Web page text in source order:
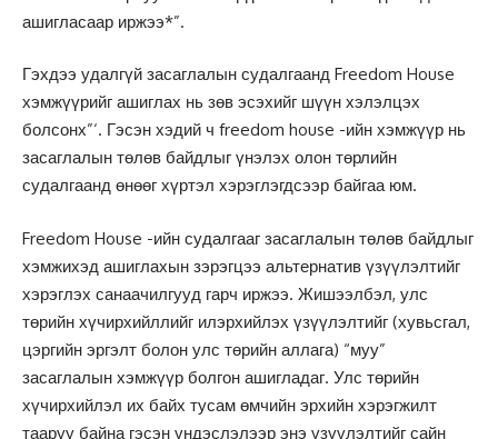
ашигласаар иржээ*”.
Гэхдээ удалгүй засаглалын судалгаанд Freedom House
хэмжүүрийг ашиглах нь зөв эсэхийг шүүн хэлэлцэх
болсонх”‘. Гэсэн хэдий ч freedom house -ийн хэмжүүр нь
засаглалын төлөв байдлыг үнэлэх олон төрлийн
судалгаанд өнөөг хүртэл хэрэглэгдсээр байгаа юм.
Freedom House -ийн судалгааг засаглалын төлөв байдлыг
хэмжихэд ашиглахын зэрэгцээ альтернатив үзүүлэлтийг
хэрэглэх санаачилгууд гарч иржээ. Жишээлбэл, улс
төрийн хүчирхийллийг илэрхийлэх үзүүлэлтийг (хувьсгал,
цэргийн эргэлт болон улс төрийн аллага) “муу”
засаглалын хэмжүүр болгон ашигладаг. Улс төрийн
хүчирхийлэл их байх тусам өмчийн эрхийн хэрэгжилт
тааруу байна гэсэн үндэслэлээр энэ үзүүлэлтийг сайн